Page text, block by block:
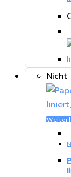
Nicht